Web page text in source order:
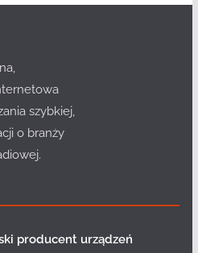
szybkiej,
o branży
producent urządzeń